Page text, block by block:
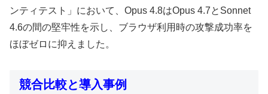
ンティテスト」において、Opus 4.8はOpus 4.7とSonnet
4.6の間の堅牢性を示し、ブラウザ利用時の攻撃成功率を
ほぼゼロに抑えました。
競合比較と導入事例